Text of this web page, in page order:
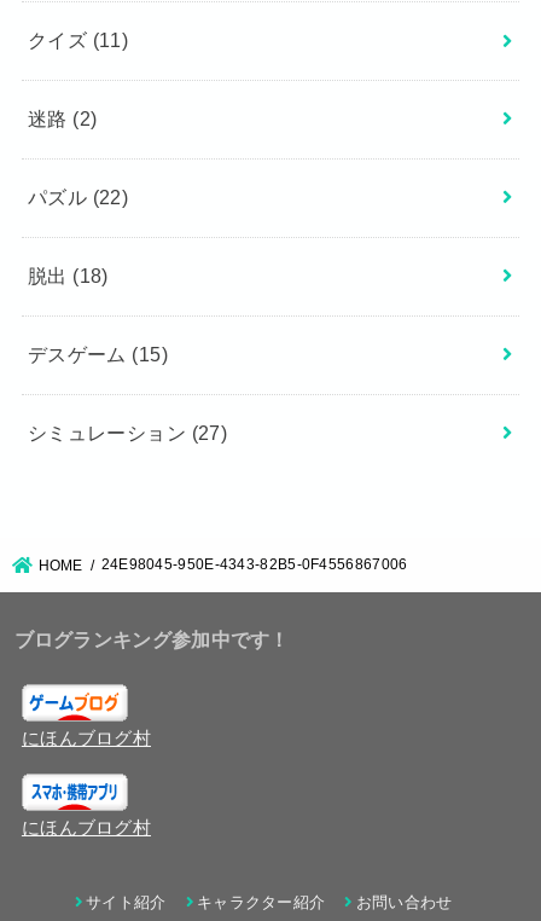
クイズ (11)
迷路 (2)
パズル (22)
脱出 (18)
デスゲーム (15)
シミュレーション (27)
HOME 24E98045-950E-4343-82B5-0F4556867006
ブログランキング参加中です！
にほんブログ村
にほんブログ村
サイト紹介 キャラクター紹介 お問い合わせ